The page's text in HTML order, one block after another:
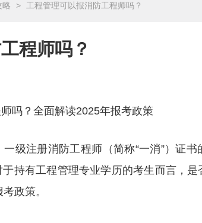
略 > 工程管理可以报消防工程师吗？
程师吗？
吗？全面解读2025年报考政策
级注册消防工程师（简称“一消”）证
持有工程管理专业学历的考生而言，
政策。